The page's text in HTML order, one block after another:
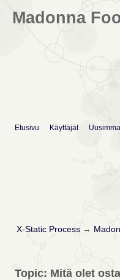
Madonna
Etusivu Käyttäjät
X-Static Process→
Topic: Mitä olet